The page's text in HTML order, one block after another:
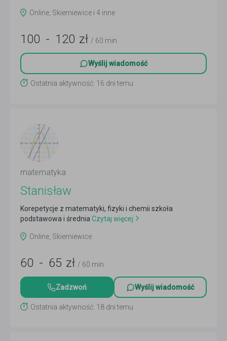
Online, Skierniewice i 4 inne
100 - 120 zł / 60 min
Wyślij wiadomość
Ostatnia aktywność: 16 dni temu
matematyka
Stanisław
Korepetycje z matematyki, fizyki i chemii szkoła
podstawowa i średnia Czytaj więcej
Online, Skierniewice
60 - 65 zł / 60 min
Zadzwoń Wyślij wiadomość
Ostatnia aktywność: 18 dni temu